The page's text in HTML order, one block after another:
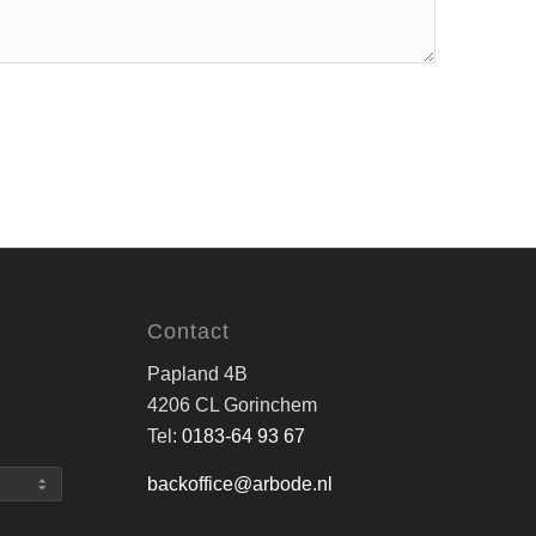
Contact
Papland 4B
4206 CL Gorinchem
Tel:0183-64 93 67
backoffice@arbode.nl